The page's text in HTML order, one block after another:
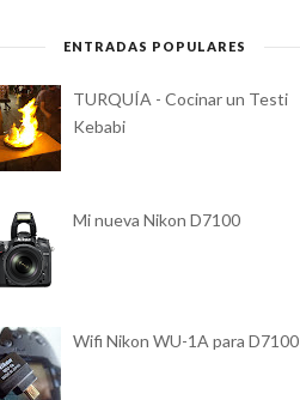
ENTRADAS POPULARES
TURQUÍA - Cocinar un Testi
Kebabi
Mi nueva Nikon D7100
Wifi Nikon WU-1A para D7100